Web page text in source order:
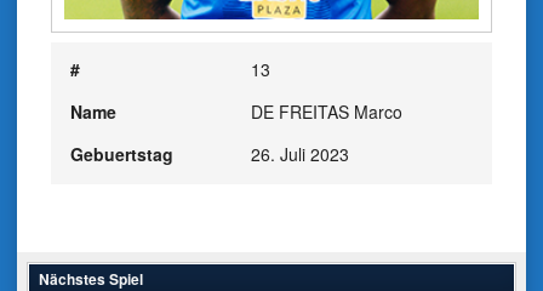
#
13
Name
DE FREITAS Marco
Gebuertstag
26. Juli 2023
Nächstes Spiel